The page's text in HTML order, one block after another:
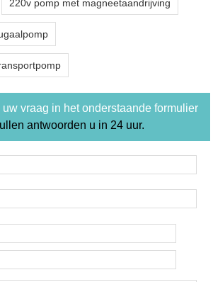
220v pomp met magneetaandrijving
vraag in het onderstaande formulier
antwoorden u in 24 uur.